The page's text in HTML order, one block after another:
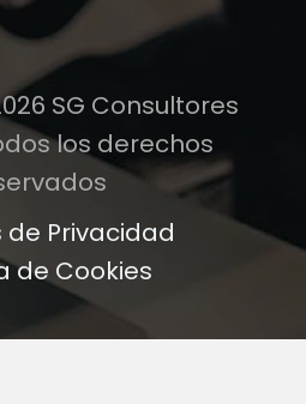
SG Consultores
los derechos
de Privacidad
de Cookies